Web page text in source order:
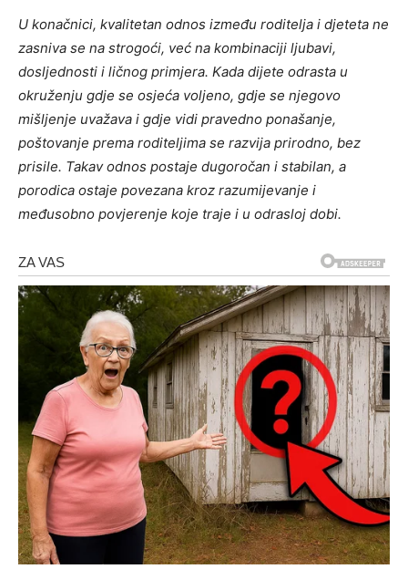
U konačnici, kvalitetan odnos između roditelja i djeteta ne
zasniva se na strogoći, već na kombinaciji ljubavi,
dosljednosti i ličnog primjera. Kada dijete odrasta u
okruženju gdje se osjeća voljeno, gdje se njegovo
mišljenje uvažava i gdje vidi pravedno ponašanje,
poštovanje prema roditeljima se razvija prirodno, bez
prisile. Takav odnos postaje dugoročan i stabilan, a
porodica ostaje povezana kroz razumijevanje i
međusobno povjerenje koje traje i u odrasloj dobi.